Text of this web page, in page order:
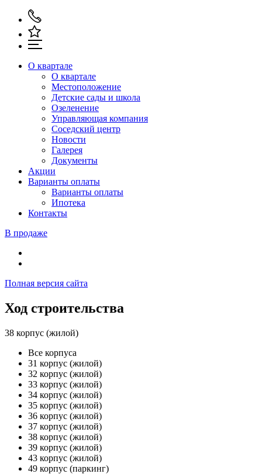
О квартале
О квартале
Местоположение
Детские сады и школа
Озеленение
Управляющая компания
Соседский центр
Новости
Галерея
Документы
Акции
Варианты оплаты
Варианты оплаты
Ипотека
Контакты
В продаже
Полная версия сайта
Ход строительства
38 корпус (жилой)
Все корпуса
31 корпус (жилой)
32 корпус (жилой)
33 корпус (жилой)
34 корпус (жилой)
35 корпус (жилой)
36 корпус (жилой)
37 корпус (жилой)
38 корпус (жилой)
39 корпус (жилой)
43 корпус (жилой)
49 корпус (паркинг)